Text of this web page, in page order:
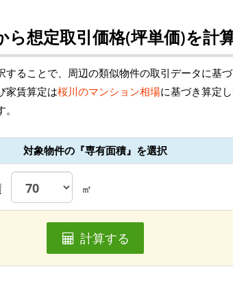
ら想定取引価格(坪単価)を計
することで、周辺の類似物件の取引データに基
家賃算定は桜川のマンション相場に基づき算定
対象物件の『専有面積』を選択
㎡
計算する